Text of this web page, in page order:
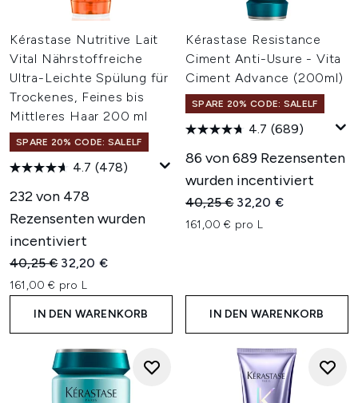
Kérastase Nutritive Lait
Vital Nährstoffreiche
Ultra-Leichte Spülung für
Trockenes, Feines bis
Mittleres Haar 200 ml
SPARE 20% CODE: SALELF
4.7 (478)
232 von 478
Rezensenten wurden
incentiviert
Unverbindliche Preisempfehlung:
40,25 € Aktueller Preis:
32,20 €
161,00 € pro L
IN DEN WARENKORB
Kérastase Resistance
Ciment Anti-Usure - Vita
Ciment Advance (200ml)
SPARE 20% CODE: SALELF
4.7 (689)
86 von 689 Rezensenten
wurden incentiviert
Unverbindliche
40,25 € Aktueller Preis:
32,20 €
161,00 € pro L
IN DEN WARENKORB